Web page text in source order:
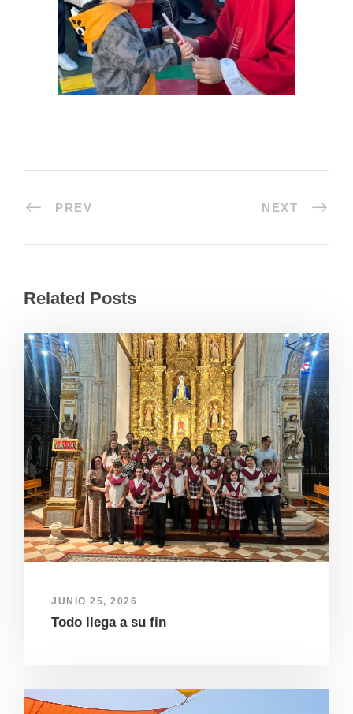
PREV NEXT
Related Posts
JUNIO 25, 2026
Todo llega a su fin